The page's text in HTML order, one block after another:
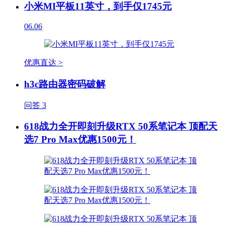
小米MI平板11英寸，到手仅1745元
06.06
优惠直达 >
h3c路由器密码破解
问答 3
618战力全开即刻升级RTX 50系笔记本 顶配天
选7 Pro Max优惠1500元！